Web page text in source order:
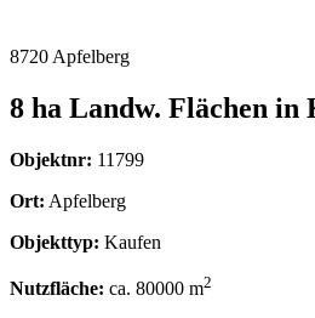
8720 Apfelberg
8 ha Landw. Flächen
Objektnr: 11799
Ort: Apfelberg
Objekttyp: Kaufen
Nutzfläche: ca. 80000 m2